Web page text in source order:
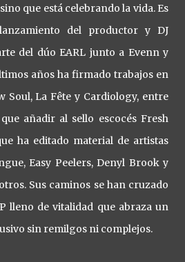
que está celebrando la vida. Es
del productor y DJ
del dúo EARL junto a Evenn y
años ha firmado trabajos en
Soul, La Fête y Cardiology, entre
añadir al sello escocés Fresh
ha editado material de artistas
Easy Peelers, Denyl Brook y
Sus caminos se han cruzado
lleno de vitalidad que abraza un
sin remilgos ni complejos.